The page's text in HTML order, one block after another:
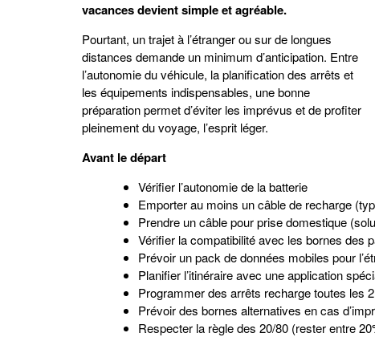
vacances devient simple et agréable.
Pourtant, un trajet à l’étranger ou sur de longues
distances demande un minimum d’anticipation. Entre
l’autonomie du véhicule, la planification des arrêts et
les équipements indispensables, une bonne
préparation permet d’éviter les imprévus et de profiter
pleinement du voyage, l’esprit léger.
Avant le départ
Vérifier l’autonomie de la batterie
Emporter au moins un câble de recharge
Prendre un câble pour prise domestique
Vérifier la compatibilité avec les bornes des
Prévoir un pack de données mobiles pour
Planifier l’itinéraire avec une application
Programmer des arrêts recharge toutes les
Prévoir des bornes alternatives en cas
Respecter la règle des 20/80 (rester entre